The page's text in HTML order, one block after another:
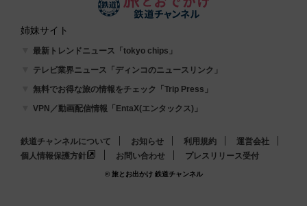
姉妹サイト
最新トレンドニュース「tokyo chips」
テレビ業界ニュース「ディンコのニュースリンク」
無料でお得な旅の情報をチェック「Trip Press」
VPN／動画配信情報「EntaX(エンタックス)」
鉄道チャンネルについて お知らせ 利用規約
運営会社
個人情報保護方針
お問い合わせ プレスリリース受付
© 旅とお出かけ 鉄道チャンネル